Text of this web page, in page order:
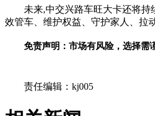
未来,中交兴路车旺大卡还将
效管车、维护权益、守护家人、拉
免责声明：市场有风险，选择需
责任编辑：kj005